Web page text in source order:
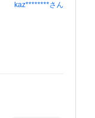
kaz********さん